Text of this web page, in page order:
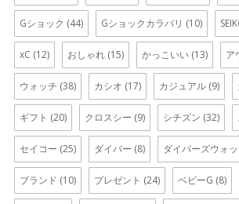
Gショック (44) Gショックカラバリ (10)
xC (12) おしゃれ (15) かっこいい (13) ア
ウォッチ (38) カシオ (17) カジュアル (9)
ギフト (20) クロスシー (9) シチズン (32)
セイコー (25) ダイバー (8) ダイバーズウォ
ブランド (10) プレゼント (24) ベビーG (8)